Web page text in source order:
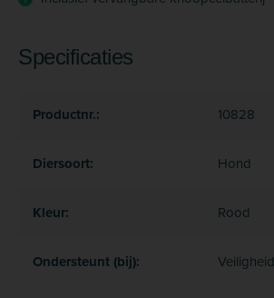
Specificaties
Productnr.: 10828
Diersoort: Hond
Kleur: Rood
Ondersteunt (bij): Veiligheid